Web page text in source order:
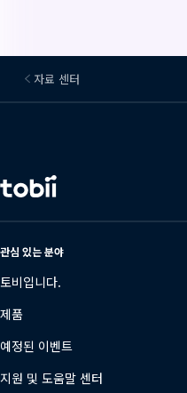
자료 센터
언
어
변
관심 있는 분야
토비입니다.
제품
예정된 이벤트
지원 및 도움말 센터